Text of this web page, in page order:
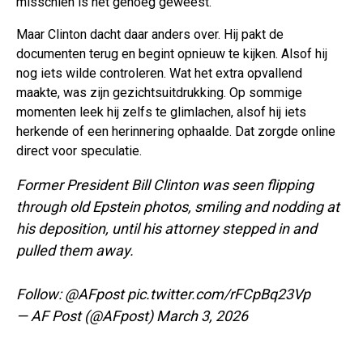
Maar Clinton dacht daar anders over. Hij pakt de
documenten terug en begint opnieuw te kijken. Alsof hij
nog iets wilde controleren. Wat het extra opvallend
maakte, was zijn gezichtsuitdrukking. Op sommige
momenten leek hij zelfs te glimlachen, alsof hij iets
herkende of een herinnering ophaalde. Dat zorgde online
direct voor speculatie.
Former President Bill Clinton was seen flipping
through old Epstein photos, smiling and nodding at
his deposition, until his attorney stepped in and
pulled them away.
Follow:@AFpost pic.twitter.com/rFCpBq23Vp
— AF Post (@AFpost)March 3, 2026